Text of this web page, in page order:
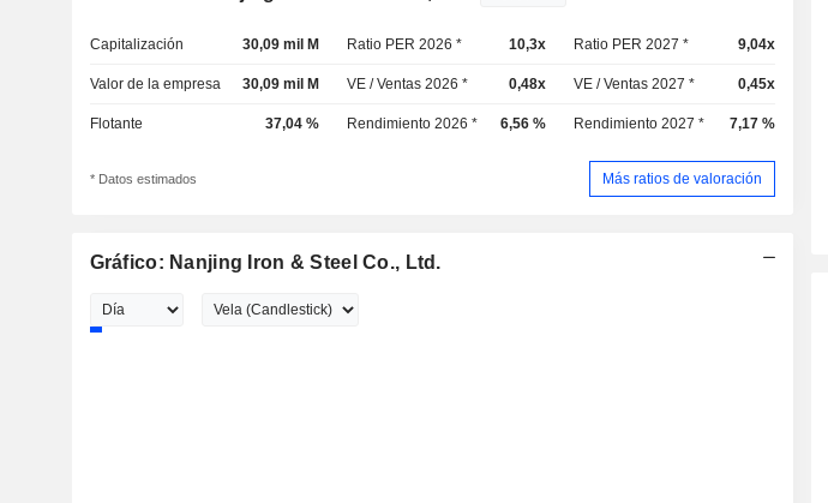
Capitalización 30,09 mil M Ratio PER 2026 * 10,3x Ratio PER 2027 * 9,04x
Valor de la empresa 30,09 mil M VE / Ventas 2026 * 0,48x VE / Ventas 2027 * 0,45x
Flotante 37,04 % Rendimiento 2026 * 6,56 % Rendimiento 2027 * 7,17 %
* Datos estimados Más ratios de valoración
Gráfico: Nanjing Iron & Steel Co., Ltd.